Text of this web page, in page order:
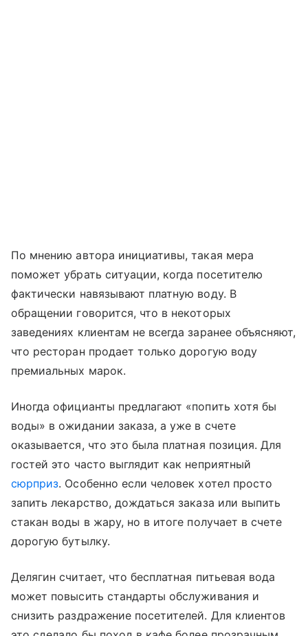
По мнению автора инициативы, такая мера
поможет убрать ситуации, когда посетителю
фактически навязывают платную воду. В
обращении говорится, что в некоторых
заведениях клиентам не всегда заранее объясняют,
что ресторан продает только дорогую воду
премиальных марок.
Иногда официанты предлагают «попить хотя бы
воды» в ожидании заказа, а уже в счете
оказывается, что это была платная позиция. Для
гостей это часто выглядит как неприятный
сюрприз. Особенно если человек хотел просто
запить лекарство, дождаться заказа или выпить
стакан воды в жару, но в итоге получает в счете
дорогую бутылку.
Делягин считает, что бесплатная питьевая вода
может повысить стандарты обслуживания и
снизить раздражение посетителей. Для клиентов